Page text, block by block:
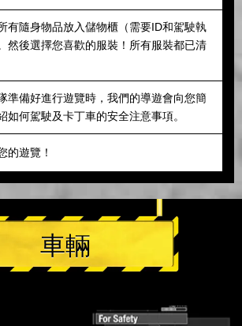
有隨身物品放入儲物櫃（需要ID和駕駛執
然後選擇您喜歡的服裝！所有服裝都已清
準備好進行遊覽時，我們的導遊會向您簡
如何駕駛及卡丁車的安全注意事項。
的遊覽！
車輛